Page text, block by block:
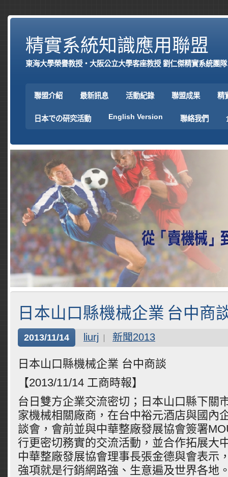
精實系統知識應用聯盟
東海大學榮譽教授‧大阪公立大學客座教授 劉仁傑精實系統團隊
聯盟介紹 最新訊息 活動紀錄 聯盟成果 精
日本での研究活動 English Version 聯絡我們
日本山口縣機械企業 台中商
2013/11/14 liurj 新聞2013
日本山口縣機械企業 台中商談
【2013/11/14 工商時報】
台日雙方企業交流密切；日本山口縣下關
家機械相關廠商，在台中裕元酒店與國內
談會，會前並與中華整廠發展協會簽署
行更密切務實的交流活動，並合作拓展大
中華整廠發展協會理事長張金德與會表示
強項就是行銷網路強、生意遍及世界各地